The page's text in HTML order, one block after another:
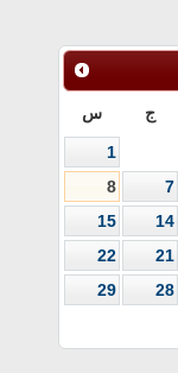
ج س
1
7
8
14
15
21
22
28
29